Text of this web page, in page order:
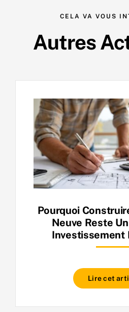
CELA VA VOUS
Autres
Pourquoi
Neuve Reste
Investissement
Lire cet